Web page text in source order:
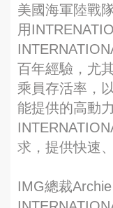
美國海軍陸戰
用
百年經驗，尤
乘員存活率，
能提供的高動
求，提供快速
IMG總裁